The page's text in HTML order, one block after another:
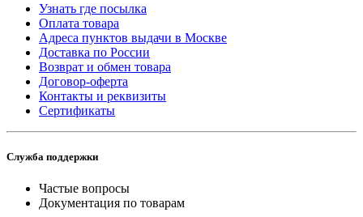
Узнать где посылка
Оплата товара
Адреса пунктов выдачи в Москве
Доставка по России
Возврат и обмен товара
Договор-оферта
Контакты и реквизиты
Сертификаты
Служба поддержки
Частые вопросы
Документация по товарам